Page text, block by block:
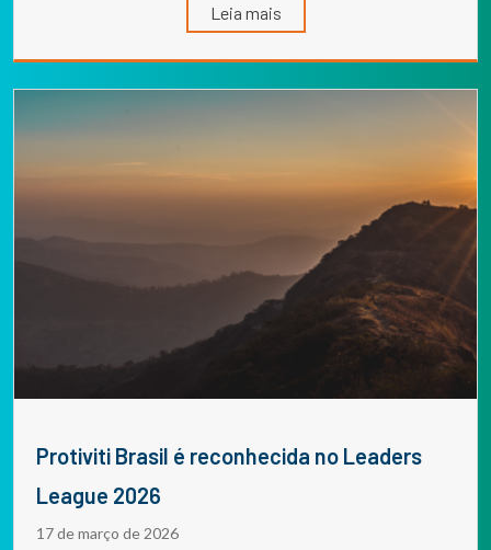
Leia mais
Protiviti Brasil é reconhecida no Leaders
League 2026
17 de março de 2026